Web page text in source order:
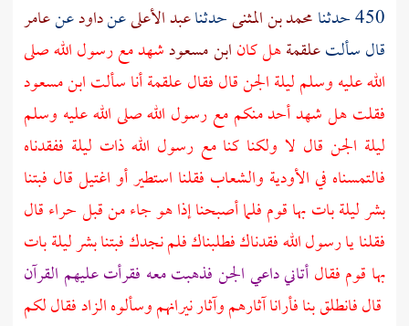
450 حدثنا محمد بن المثنىحدثناعبد الأعلىعنداودعنعامر
قال سألتعلقمةهل كانابن مسعودشهد مع رسول الله صلى
الله عليه وسلم ليلة الجن قال فقالعلقمةأنا سألتابن مسعود
فقلت هل شهد أحد منكم مع رسول الله صلى الله عليه وسلم
ليلة الجن قال لا ولكنا كنا مع رسول الله ذات ليلة ففقدناه
فالتمسناه في الأودية والشعاب فقلنا استطير أو اغتيل قال فبتنا
بشر ليلة بات بها قوم فلما أصبحنا إذا هو جاء من قبلحراءقال
فقلنا يا رسول الله فقدناك فطلبناك فلم نجدك فبتنا بشر ليلة بات
بها قوم فقالأتاني داعي الجن فذهبت معه فقرأت عليهم القرآن
قال فانطلق بنا فأرانا آثارهم وآثار نيرانهم وسألوه الزاد فقال لكم